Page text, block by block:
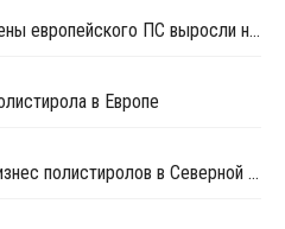
Декабрьские контрактные цены европейского ПС выросли на EUR140-160 за тонну
в Европе
Styrolution укрепляет свой бизнес полистиролов в Северной Америке